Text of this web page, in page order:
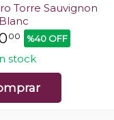
Torre Sauvignon
Blanc
00 %40 OFF
stock